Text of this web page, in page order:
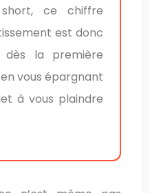
ce chiffre
est donc
dès la première
vous épargnant
à vous plaindre